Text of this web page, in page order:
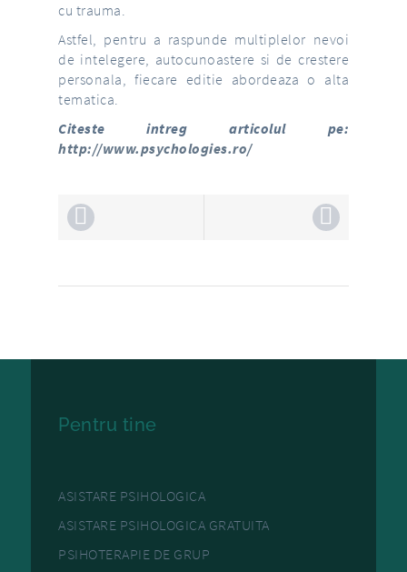
cu trauma.
Astfel, pentru a raspunde multiplelor nevoi
de intelegere, autocunoastere si de crestere
personala, fiecare editie abordeaza o alta
tematica.
Citeste intreg articolul pe:
http://www.psychologies.ro/
Pentru tine
ASISTARE PSIHOLOGICA
ASISTARE PSIHOLOGICA GRATUITA
PSIHOTERAPIE DE GRUP